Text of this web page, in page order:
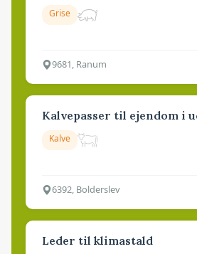
Grise
9681, Ranum
Kalvepasser til ejendom i
Kalve
6392, Bolderslev
Leder til klimastald